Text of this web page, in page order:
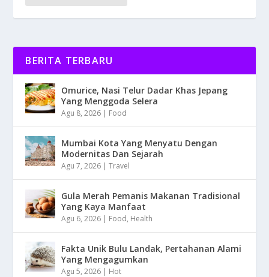
BERITA TERBARU
Omurice, Nasi Telur Dadar Khas Jepang
Yang Menggoda Selera
Agu 8, 2026 | Food
Mumbai Kota Yang Menyatu Dengan
Modernitas Dan Sejarah
Agu 7, 2026 |Travel
Gula Merah Pemanis Makanan Tradisional
Yang Kaya Manfaat
Agu 6, 2026 | Food, Health
Fakta Unik Bulu Landak, Pertahanan Alami
Yang Mengagumkan
Agu 5, 2026 | Hot